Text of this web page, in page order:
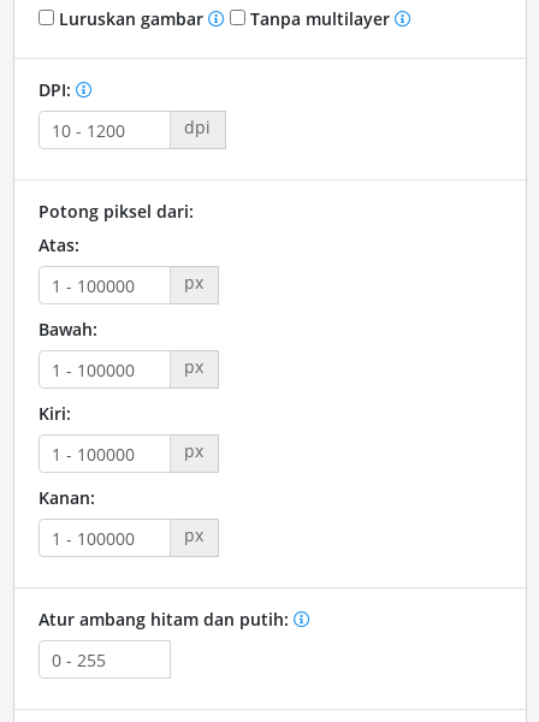
Luruskan gambar
Tanpa multilayer
DPI:
dpi
Potong piksel dari:
Atas:
px
Bawah:
px
Kiri:
px
Kanan:
px
Atur ambang hitam dan putih: